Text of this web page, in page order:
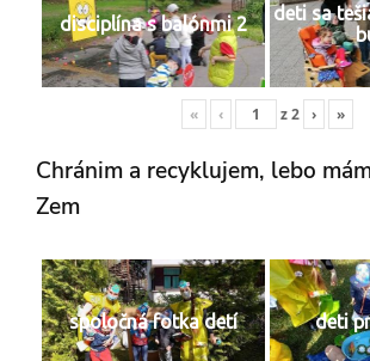
disciplína s balónmi 2
deti sa
« ‹ z2 › »
Chránim a recyklujem, lebo
Zem
spoločná fotka detí deti